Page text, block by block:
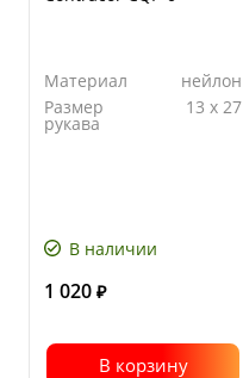
Материал
нейлон
Размер
рукава
13 x 27
В наличии
1 020 ₽
В корзину